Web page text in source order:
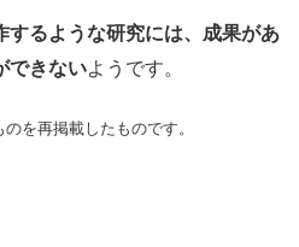
するような研究には、成果があ
できないようです。
を再掲載したものです。